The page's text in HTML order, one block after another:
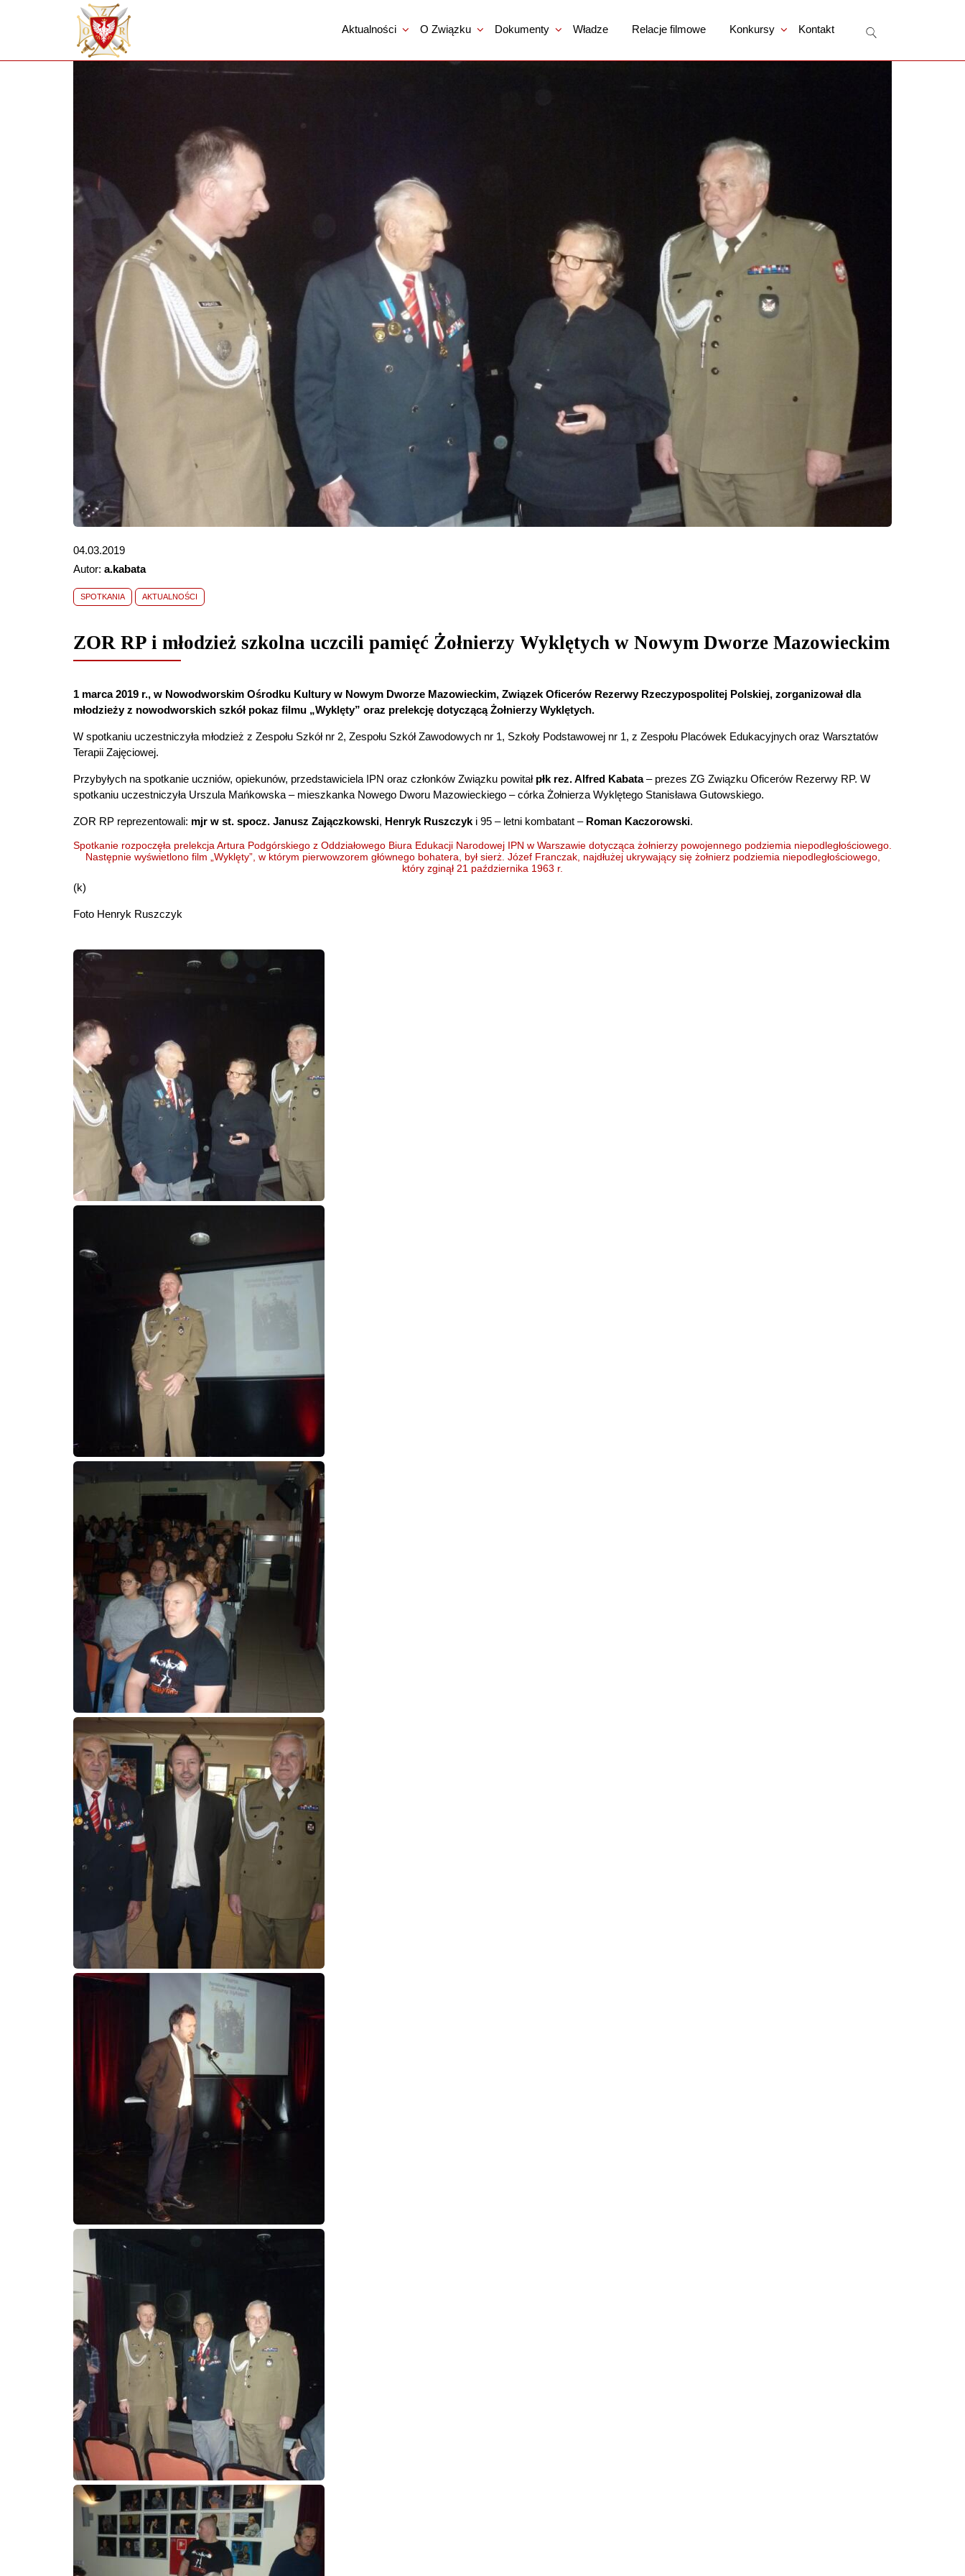
Aktualności O Związku Dokumenty Władze Relacje filmowe Konkursy Kontakt
04.03.2019
Autor: a.kabata
SPOTKANIA AKTUALNOŚCI
ZOR RP i młodzież szkolna uczcili pamięć Żołnierzy Wyklętych w Nowym Dworze Mazowieckim
1 marca 2019 r., w Nowodworskim Ośrodku Kultury w Nowym Dworze Mazowieckim, Związek Oficerów Rezerwy Rzeczypospolitej Polskiej, zorganizował dla
młodzieży z nowodworskich szkół pokaz filmu „Wyklęty” oraz prelekcję dotyczącą Żołnierzy Wyklętych.
W spotkaniu uczestniczyła młodzież z Zespołu Szkół nr 2, Zespołu Szkół Zawodowych nr 1, Szkoły Podstawowej nr 1, z Zespołu Placówek Edukacyjnych oraz Warsztatów
Terapii Zajęciowej.
Przybyłych na spotkanie uczniów, opiekunów, przedstawiciela IPN oraz członków Związku powitał płk rez. Alfred Kabata– prezes ZG Związku Oficerów Rezerwy RP. W
spotkaniu uczestniczyła Urszula Mańkowska – mieszkanka Nowego Dworu Mazowieckiego – córka Żołnierza Wyklętego Stanisława Gutowskiego.
ZOR RP reprezentowali: mjr w st. spocz. Janusz Zajączkowski, Henryk Ruszczyk i 95 – letni kombatant – Roman Kaczorowski.
Spotkanie rozpoczęła prelekcja Artura Podgórskiego z Oddziałowego Biura Edukacji Narodowej IPN w Warszawie dotycząca żołnierzy powojennego podziemia niepodległościowego.
Następnie wyświetlono film „Wyklęty”, w którym pierwowzorem głównego bohatera, był sierż. Józef Franczak, najdłużej ukrywający się żołnierz podziemia niepodległościowego,
który zginął 21 października 1963 r.
(k)
Foto Henryk Ruszczyk